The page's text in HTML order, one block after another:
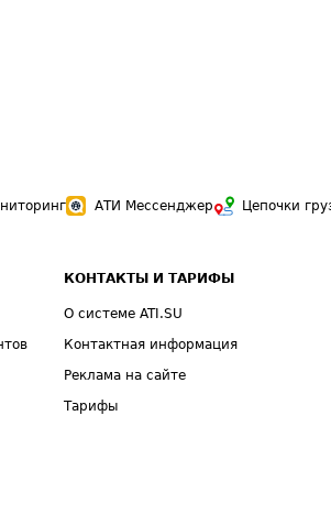
АТИ Мессенджер Цепочки
КОНТАКТЫ И ТАРИФЫ
О системе ATI.SU
Контактная информация
Реклама на сайте
Тарифы